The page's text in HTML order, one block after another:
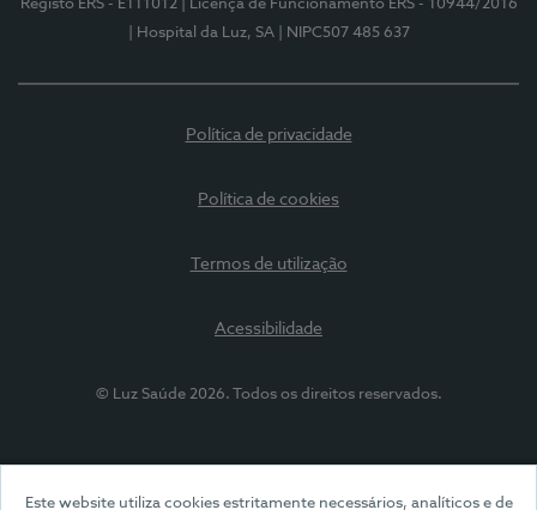
Este website utiliza cookies estritamente necessários, analíticos e de
Registo ERS - E111012
| Licença de Funcionamento ERS - 10944/2016
| Hospital da Luz, SA
| NIPC507 485 637
Política de privacidade
Política de cookies
Termos de utilização
Acessibilidade
© Luz Saúde 2026. Todos os direitos reservados.